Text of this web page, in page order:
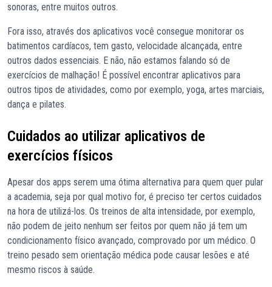
sonoras, entre muitos outros.
Fora isso, através dos aplicativos você consegue monitorar os
batimentos cardíacos, tem gasto, velocidade alcançada, entre
outros dados essenciais. E não, não estamos falando só de
exercícios de malhação! É possível encontrar aplicativos para
outros tipos de atividades, como por exemplo, yoga, artes marciais,
dança e pilates.
Cuidados ao utilizar aplicativos de
exercícios físicos
Apesar dos apps serem uma ótima alternativa para quem quer pular
a academia, seja por qual motivo for, é preciso ter certos cuidados
na hora de utilizá-los. Os treinos de alta intensidade, por exemplo,
não podem de jeito nenhum ser feitos por quem não já tem um
condicionamento físico avançado, comprovado por um médico. O
treino pesado sem orientação médica pode causar lesões e até
mesmo riscos à saúde.